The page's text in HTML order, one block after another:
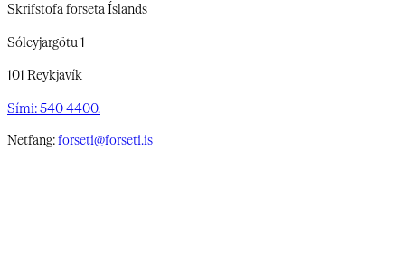
Skrifstofa forseta Íslands
Sóleyjargötu 1
101 Reykjavík
Sími: 540 4400.
Netfang:forseti@forseti.is